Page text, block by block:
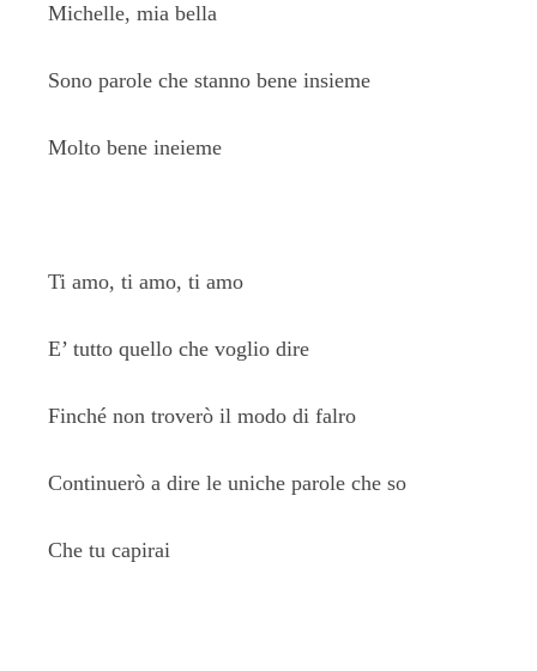
Michelle, mia bella
Sono parole che stanno bene insieme
Molto bene ineieme
Ti amo, ti amo, ti amo
E’ tutto quello che voglio dire
Finché non troverò il modo di falro
Continuerò a dire le uniche parole che so
Che tu capirai